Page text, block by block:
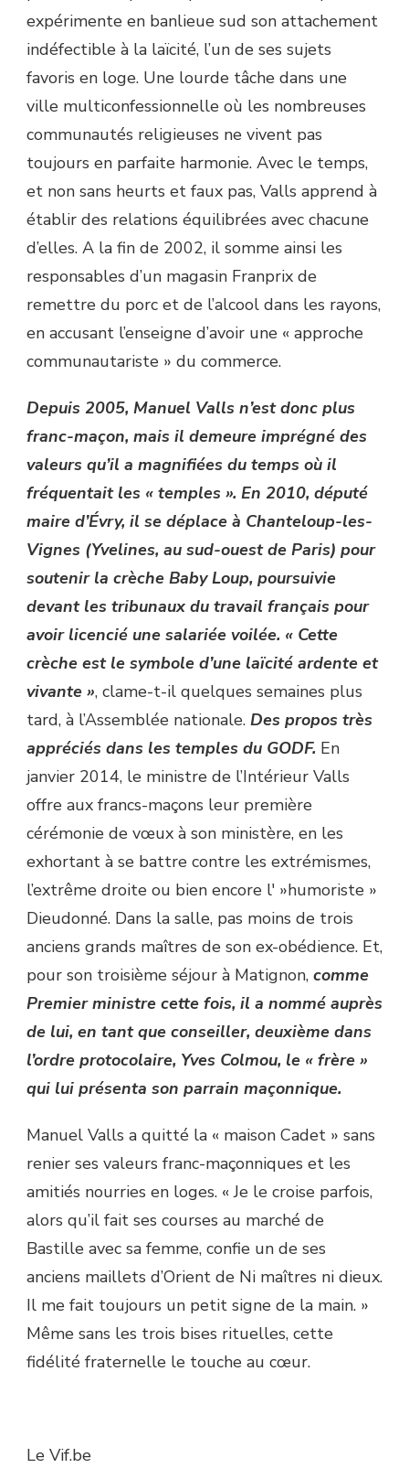
expérimente en banlieue sud son attachement
indéfectible à la laïcité, l’un de ses sujets
favoris en loge. Une lourde tâche dans une
ville multiconfessionnelle où les nombreuses
communautés religieuses ne vivent pas
toujours en parfaite harmonie. Avec le temps,
et non sans heurts et faux pas, Valls apprend à
établir des relations équilibrées avec chacune
d’elles. A la fin de 2002, il somme ainsi les
responsables d’un magasin Franprix de
remettre du porc et de l’alcool dans les rayons,
en accusant l’enseigne d’avoir une « approche
communautariste » du commerce.
Depuis 2005, Manuel Valls n’est donc plus
franc-maçon, mais il demeure imprégné des
valeurs qu’il a magnifiées du temps où il
fréquentait les « temples ». En 2010, député
maire d’Évry, il se déplace à Chanteloup-les-
Vignes (Yvelines, au sud-ouest de Paris) pour
soutenir la crèche Baby Loup, poursuivie
devant les tribunaux du travail français pour
avoir licencié une salariée voilée. « Cette
crèche est le symbole d’une laïcité ardente et
vivante », clame-t-il quelques semaines plus
tard, à l’Assemblée nationale. Des propos très
appréciés dans les temples du GODF. En
janvier 2014, le ministre de l’Intérieur Valls
offre aux francs-maçons leur première
cérémonie de vœux à son ministère, en les
exhortant à se battre contre les extrémismes,
l’extrême droite ou bien encore l' »humoriste »
Dieudonné. Dans la salle, pas moins de trois
anciens grands maîtres de son ex-obédience. Et,
pour son troisième séjour à Matignon, comme
Premier ministre cette fois, il a nommé auprès
de lui, en tant que conseiller, deuxième dans
l’ordre protocolaire, Yves Colmou, le « frère »
qui lui présenta son parrain maçonnique.
Manuel Valls a quitté la « maison Cadet » sans
renier ses valeurs franc-maçonniques et les
amitiés nourries en loges. « Je le croise parfois,
alors qu’il fait ses courses au marché de
Bastille avec sa femme, confie un de ses
anciens maillets d’Orient de Ni maîtres ni dieux.
Il me fait toujours un petit signe de la main. »
Même sans les trois bises rituelles, cette
fidélité fraternelle le touche au cœur.
Le Vif.be